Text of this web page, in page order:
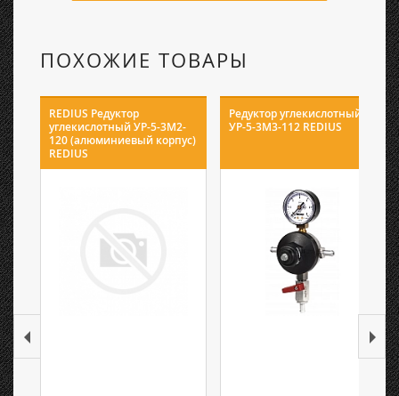
ПОХОЖИЕ ТОВАРЫ
REDIUS Редуктор
углекислотный УР-5-3М2-
120 (алюминиевый корпус)
REDIUS
Редуктор углекислотный
УР-5-3М3-112 REDIUS